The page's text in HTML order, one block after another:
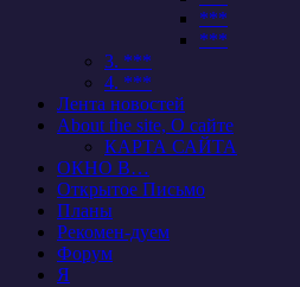
***
***
3. ***
4. ***
Лента новостей
About the site, О сайте
КАРТА САЙТА
ОКНО В…
Открытое Письмо
Планы
Рекомен-дуем
Форум
Я